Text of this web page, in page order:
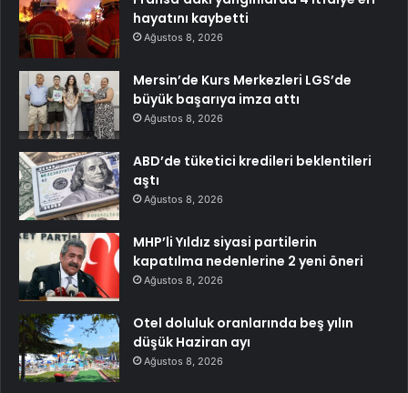
hayatını kaybetti
Ağustos 8, 2026
Mersin’de Kurs Merkezleri LGS’de
büyük başarıya imza attı
Ağustos 8, 2026
ABD’de tüketici kredileri beklentileri
aştı
Ağustos 8, 2026
MHP’li Yıldız siyasi partilerin
kapatılma nedenlerine 2 yeni öneri
Ağustos 8, 2026
Otel doluluk oranlarında beş yılın
düşük Haziran ayı
Ağustos 8, 2026